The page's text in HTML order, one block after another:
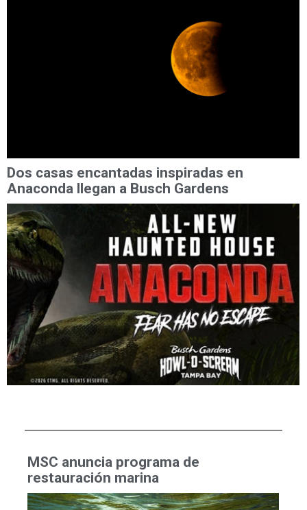
Dos casas encantadas inspiradas en
Anaconda llegan a Busch Gardens
MSC anuncia programa de
restauración marina